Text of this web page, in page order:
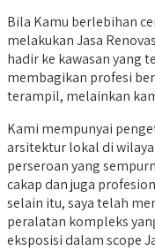
Bila Kamu berlebihan
melakukan Jasa
hadir ke kawasan yang
membagikan profesi
terampil, melainkan
Kami mempunyai
arsitektur lokal di
perseroan yang
cakap dan juga
selain itu, saya telah
peralatan kompleks
eksposisi dalam scope